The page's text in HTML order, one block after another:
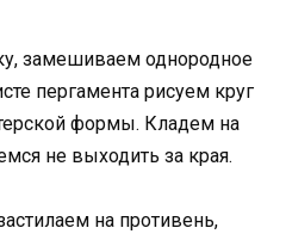
замешиваем однородное
пергамента рисуем круг
формы. Кладем на
не выходить за края.
на противень,